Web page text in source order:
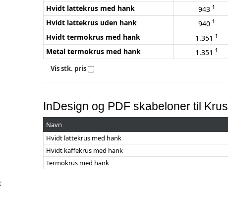
Hvidt lattekrus med hank 943 1
Hvidt lattekrus uden hank 940 1
Hvidt termokrus med hank 1.351 1
Metal termokrus med hank 1.351 1
Vis stk. pris
InDesign og PDF skabeloner til Krus
Navn
Hvidt lattekrus med hank
Hvidt kaffekrus med hank
Termokrus med hank
;